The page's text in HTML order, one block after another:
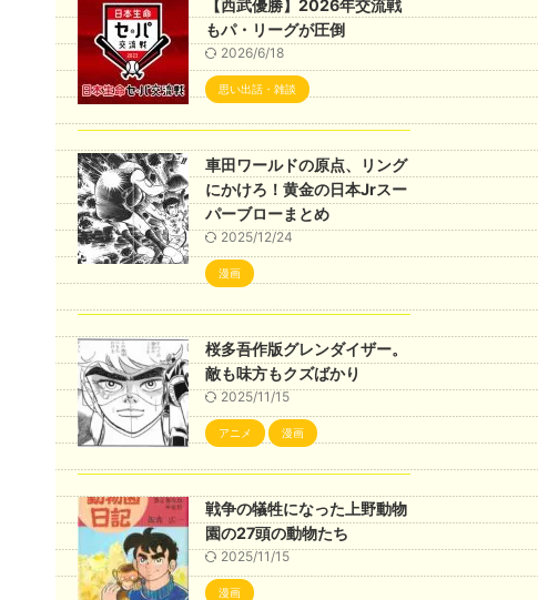
【西武優勝】2026年交流戦
もパ・リーグが圧倒
2026/6/18
思い出話・雑談
車田ワールドの原点、リング
にかけろ！黄金の日本Jrスー
パーブローまとめ
2025/12/24
漫画
桜多吾作版グレンダイザー。
敵も味方もクズばかり
2025/11/15
アニメ 漫画
戦争の犠牲になった上野動物
園の27頭の動物たち
2025/11/15
漫画